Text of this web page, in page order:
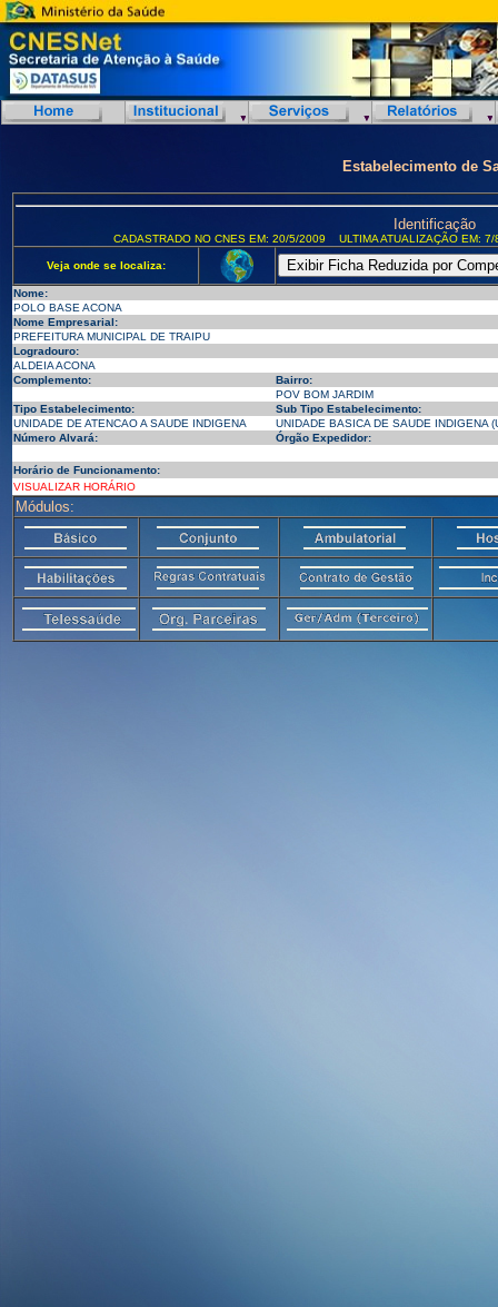
Estabelecimento de
Identificação
CADASTRADO NO CNES EM: 20/5/2009 ULTIMA ATUALIZAÇÃO EM:
Veja onde se localiza:
Nome:
POLO BASE ACONA
Nome Empresarial:
PREFEITURA MUNICIPAL DE TRAIPU
Logradouro:
ALDEIA ACONA
Complemento:
Bairro:
POV BOM JARDIM
Tipo Estabelecimento:
Sub Tipo Estabelecimento:
UNIDADE DE ATENCAO A SAUDE INDIGENA
UNIDADE BASICA DE SAUDE INDIGENA
Número Alvará:
Órgão Expedidor:
Horário de Funcionamento:
VISUALIZAR HORÁRIO
Módulos: